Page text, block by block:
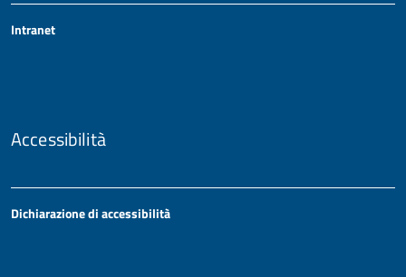
Intranet
Accessibilità
Dichiarazione di accessibilità